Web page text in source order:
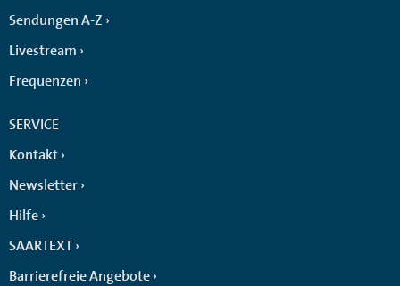
Sendungen A-Z
Livestream
Frequenzen
SERVICE
Kontakt
Newsletter
Hilfe
SAARTEXT
Barrierefreie Angebote